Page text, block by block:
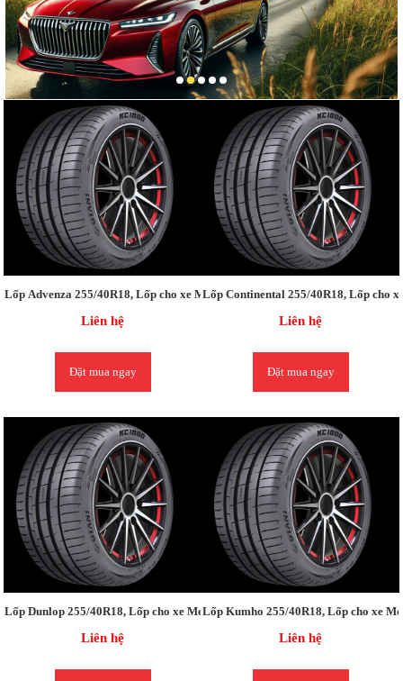
Lốp Advenza 255/40R18, Lốp cho xe Mercedes C CLASS / Lexus IS250/
Liên hệ
Đặt mua ngay
Lốp Continental 255/40R18, Lốp cho
Liên hệ
Đặt mua ngay
Lốp Dunlop 255/40R18, Lốp cho xe Mercedes C CLASS / Lexus IS250/ BMW
Liên hệ
Lốp Kumho 255/40R18, Lốp cho xe
Liên hệ